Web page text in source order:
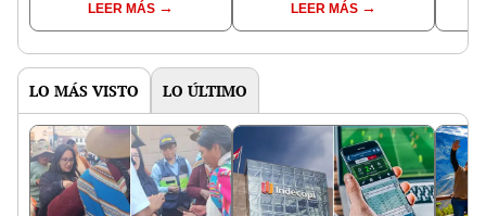
igual. Dinero y armas
tenemos"
LEER MÁS LEER MÁS
LO MÁS VISTO LO ÚLTIMO